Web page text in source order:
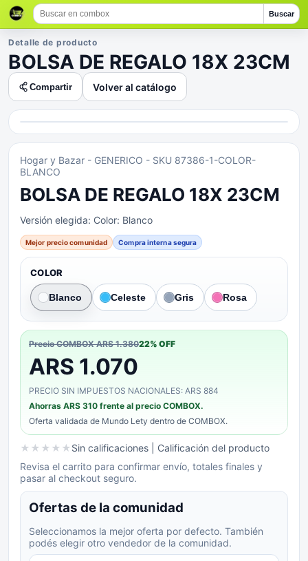
Buscar
Detalle de producto
BOLSA DE REGALO 18X 23CM
Compartir Volver al catálogo
Hogar y Bazar - GENERICO - SKU 87386-1-COLOR-
BLANCO
BOLSA DE REGALO 18X 23CM
Versión elegida: Color: Blanco
Mejor precio comunidad Compra interna segura
COLOR
Blanco Celeste Gris Rosa
Precio COMBOXARS 1.38022% OFF
ARS 1.070
PRECIO SIN IMPUESTOS NACIONALES: ARS 884
Ahorras ARS 310 frente al precio COMBOX.
Oferta validada de Mundo Lety dentro de COMBOX.
★ ★ ★ ★ ★Sin calificaciones | Calificación del producto
Revisa el carrito para confirmar envío, totales finales y
pasar al checkout seguro.
Ofertas de la comunidad
Seleccionamos la mejor oferta por defecto. También
podés elegir otro vendedor de la comunidad.